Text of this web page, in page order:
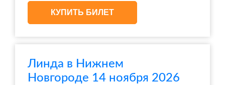
КУПИТЬ БИЛЕТ
Линда в Нижнем
Новгороде 14 ноября 2026